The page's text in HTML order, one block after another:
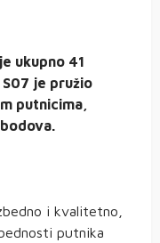
ukupno 41
je pružio
putnicima,
i kvalitetno,
putnika